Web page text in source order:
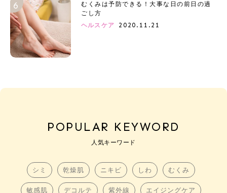
むくみは予防できる！大事な日の前日の過
ごし方
ヘルスケア
2020.11.21
POPULAR KEYWORD
人気キーワード
シミ 乾燥肌 ニキビ しわ むくみ
敏感肌 デコルテ 紫外線 エイジングケア